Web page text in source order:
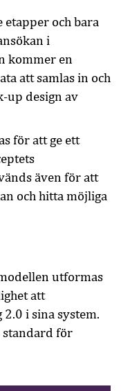
och bara
i
kommer en
att samlas in och
up design av
för att ge ett
även för att
och hitta möjliga
utformas
att
i sina system.
standard för